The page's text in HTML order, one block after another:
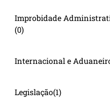
Improbidade
(0)
Internacional e
Legislação(1)